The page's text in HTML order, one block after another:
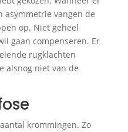
asymmetrie vangen de
op. Niet geheel
gaan compenseren. Er
rugklachten
alsnog niet van de
krommingen. Zo